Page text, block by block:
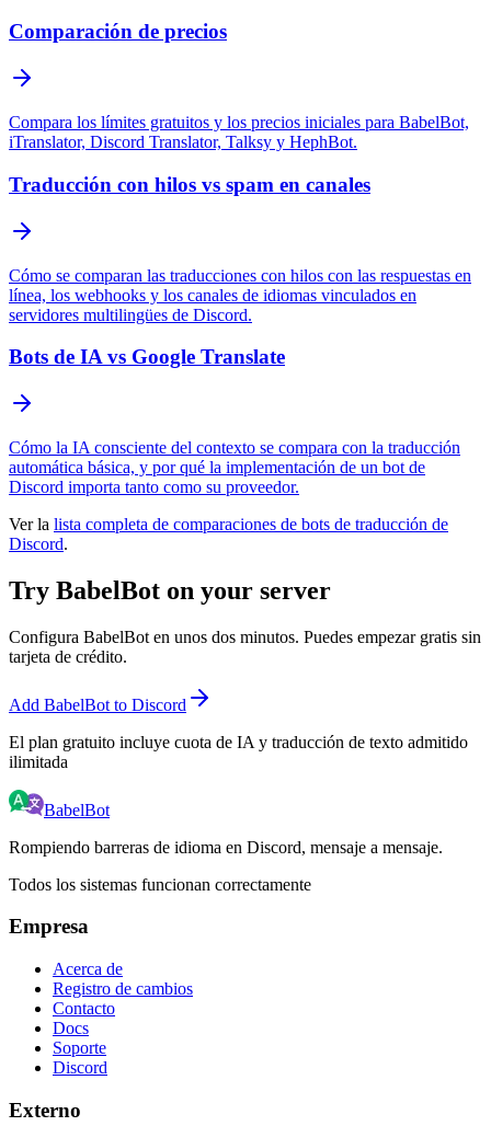
Comparación de precios
Compara los límites gratuitos y los precios iniciales para BabelBot,
iTranslator, Discord Translator, Talksy y HephBot.
Traducción con hilos vs spam en canales
Cómo se comparan las traducciones con hilos con las respuestas en
línea, los webhooks y los canales de idiomas vinculados en
servidores multilingües de Discord.
Bots de IA vs Google Translate
Cómo la IA consciente del contexto se compara con la traducción
automática básica, y por qué la implementación de un bot de
Discord importa tanto como su proveedor.
Ver la lista completa de comparaciones de bots de traducción de
Discord.
Try BabelBot on your server
Configura BabelBot en unos dos minutos. Puedes empezar gratis sin
tarjeta de crédito.
Add BabelBot to Discord
El plan gratuito incluye cuota de IA y traducción de texto admitido
ilimitada
BabelBot
Rompiendo barreras de idioma en Discord, mensaje a mensaje.
Todos los sistemas funcionan correctamente
Empresa
Acerca de
Registro de cambios
Contacto
Docs
Soporte
Discord
Externo